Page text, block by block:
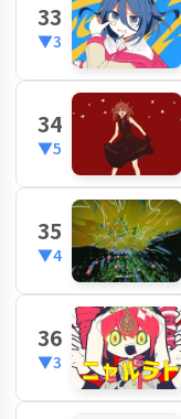
33
▼3
34
▼5
35
▼4
36
▼3